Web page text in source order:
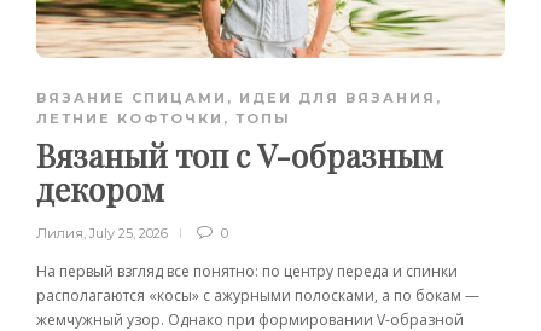
ВЯЗАНИЕ СПИЦАМИ , ИДЕИ ДЛЯ ВЯЗАНИЯ ,
ЛЕТНИЕ КОФТОЧКИ, ТОПЫ
Вязаный топ с V-образным
декором
Лилия July 25, 2026 0
На первый взгляд все понятно: по центру переда и спинки
располагаются «косы» с ажурными полосками, а по бокам —
жемчужный узор. Однако при формировании V-образной